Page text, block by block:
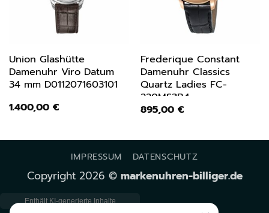
Union Glashütte
Damenuhr Viro Datum
34 mm D0112071603101
1.400,00 €
Frederique Constant
Damenuhr Classics
Quartz Ladies FC-
220MS3B4
895,00 €
IMPRESSUM DATENSCHUTZ
Copyright 2026 © markenuhren-billiger.de